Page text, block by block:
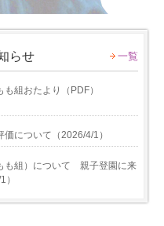
らせ 一覧
組おたより（PDF）
価について （2026/4/1 ）
も組）について 親子登園に来
）